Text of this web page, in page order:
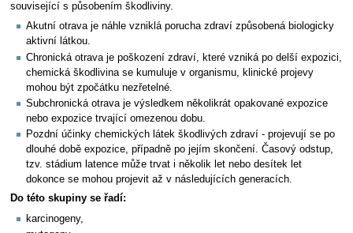
související s působením škodliviny.
Akutní otrava je náhle vzniklá porucha zdraví způsobená biologicky
aktivní látkou.
Chronická otrava je poškození zdraví, které vzniká po delší expozici,
chemická škodlivina se kumuluje v organismu, klinické projevy
mohou být zpočátku nezřetelné.
Subchronická otrava je výsledkem několikrát opakované expozice
nebo expozice trvající omezenou dobu.
Pozdní účinky chemických látek škodlivých zdraví - projevují se po
dlouhé době expozice, případně po jejím skončení. Časový odstup,
tzv. stádium latence může trvat i několik let nebo desítek let
dokonce se mohou projevit až v následujících generacích.
Do této skupiny se řadí:
karcinogeny,